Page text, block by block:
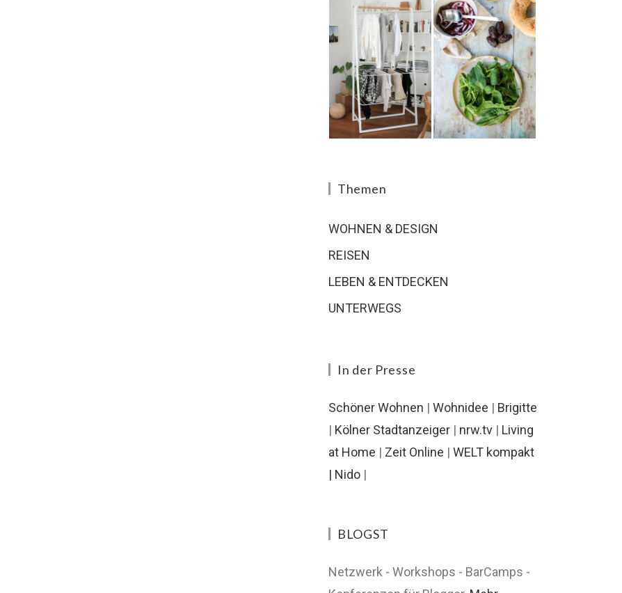
Themen
WOHNEN & DESIGN
REISEN
LEBEN & ENTDECKEN
UNTERWEGS
In der Presse
Schöner Wohnen | Wohnidee | Brigitte
| Kölner Stadtanzeiger | nrw.tv | Living
at Home | Zeit Online | WELT kompakt
| Nido |
BLOGST
Netzwerk - Workshops - BarCamps -